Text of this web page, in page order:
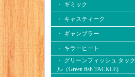
・ ギミック
・ キャスティーク
・ ギャンブラー
・ キラーヒート
・ グリーンフィッシュ タック
ル（Green fish TACKLE)